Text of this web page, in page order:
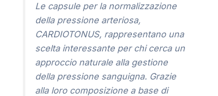
Le capsule per la normalizzazione
della pressione arteriosa,
CARDIOTONUS, rappresentano una
scelta interessante per chi cerca un
approccio naturale alla gestione
della pressione sanguigna. Grazie
alla loro composizione a base di